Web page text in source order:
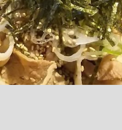
日本代表“敗戦”の真実 選手が明かす...
棋